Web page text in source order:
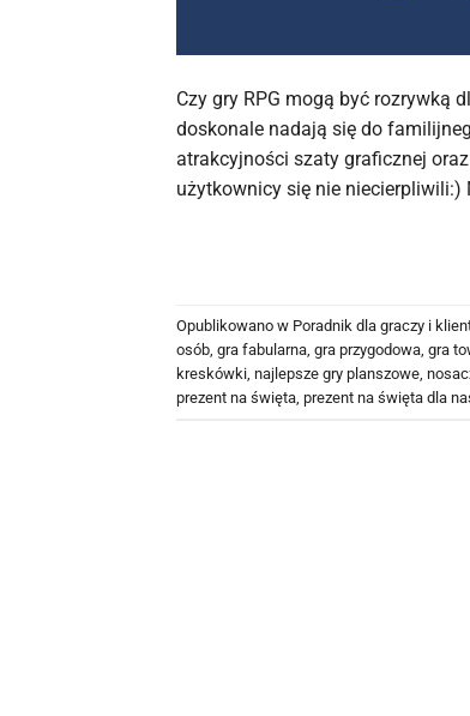
Czy gry RPG mogą być rozrywką
doskonale nadają się do
atrakcyjności szaty graficznej
użytkownicy się nie niecierpliwili:)
Opublikowano w Poradnik dla graczy i
osób gra fabularna gra przygodowa gra
kreskówki najlepsze gry planszowe
prezent na święta prezent na święta dla